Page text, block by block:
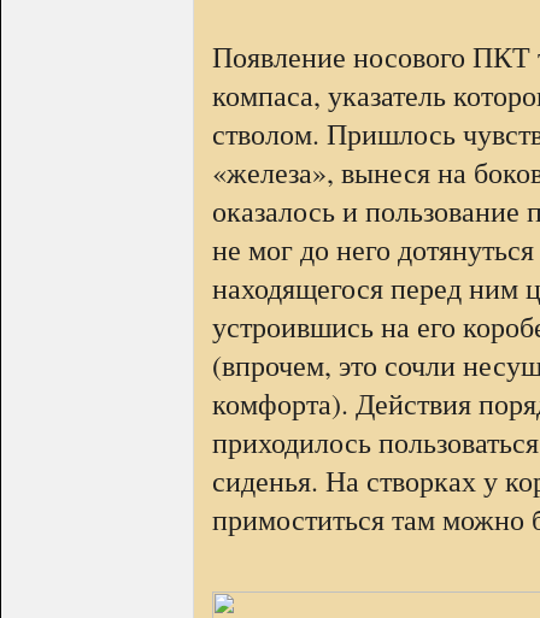
Появление носового ПКТ
компаса, указатель
стволом. Пришлось
«железа», вынеся на
оказалось и пользование
не мог до него
находящегося перед ним
устроившись на его
(впрочем, это сочли
комфорта). Действия
приходилось
сиденья. На створках у
примоститься там можно